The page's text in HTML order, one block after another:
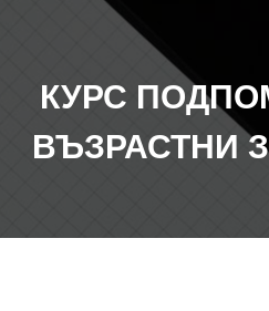
КУРС
ВЪЗРАСТНИ